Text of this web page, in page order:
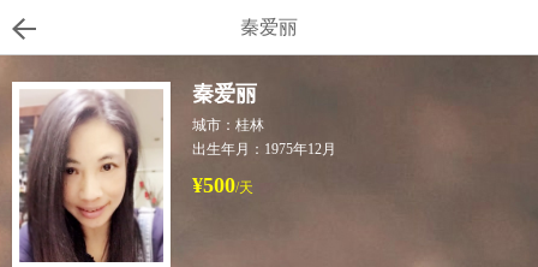
秦爱丽
秦爱丽
城市：桂林
出生年月：1975年12月
¥500/天